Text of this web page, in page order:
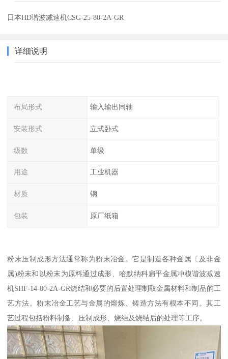
日本HD谐波减速机CSG-25-80-2A-GR
详细说明
布局形式 输入输出同轴
安装形式 立式卧式
级数 单级
用途 工业机器
材质 钢
包装 原厂纸箱
粉末压制成形方法通常称为粉末冶金。它是制造各种金属〔及非金
属)粉末和以粉末为原料通过成形、哈默纳科扁平金属冲模谐波减速
机SHF-14-80-2A-GR烧结和必要的后置处理制取金属材料和制品的工
艺方法。粉末冶金工艺与金属的熔炼、铸造方法有根本不同。其工
艺过程包括粉料制备、压制成形、烧结及烧结后的处理等工序。